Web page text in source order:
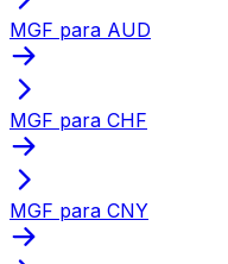
MGF para AUD
MGF para CHF
MGF para CNY